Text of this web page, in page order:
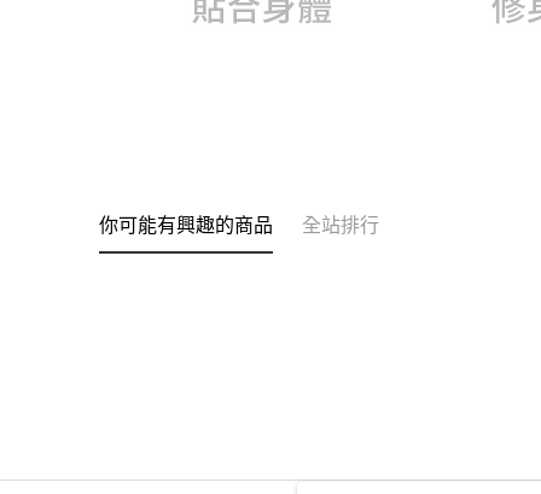
你可能有興趣的商品 全站排行